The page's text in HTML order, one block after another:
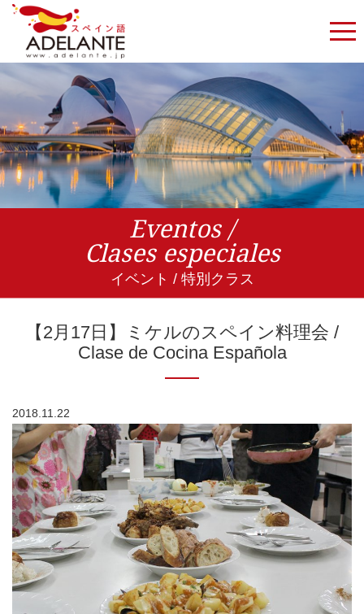
Eventos /
Clases especiales
イベント / 特別クラス
【2月17日】ミケルのスペイン料理会 /
Clase de Cocina Española
2018.11.22